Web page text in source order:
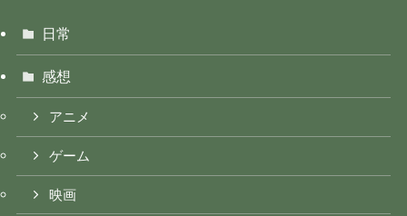
日常
感想
アニメ
ゲーム
映画